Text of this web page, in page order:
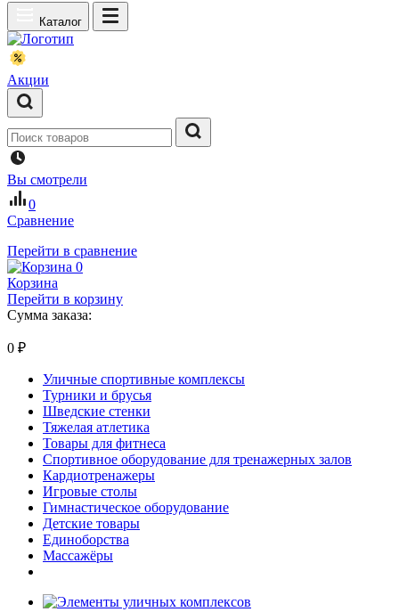
Каталог
Акции
Вы смотрели
0
Сравнение
Перейти в сравнение
0
Корзина
Перейти в корзину
Сумма заказа:
0 ₽
Уличные спортивные комплексы
Турники и брусья
Шведские стенки
Тяжелая атлетика
Товары для фитнеса
Спортивное оборудование для тренажерных залов
Кардиотренажеры
Игровые столы
Гимнастическое оборудование
Детские товары
Единоборства
Массажёры